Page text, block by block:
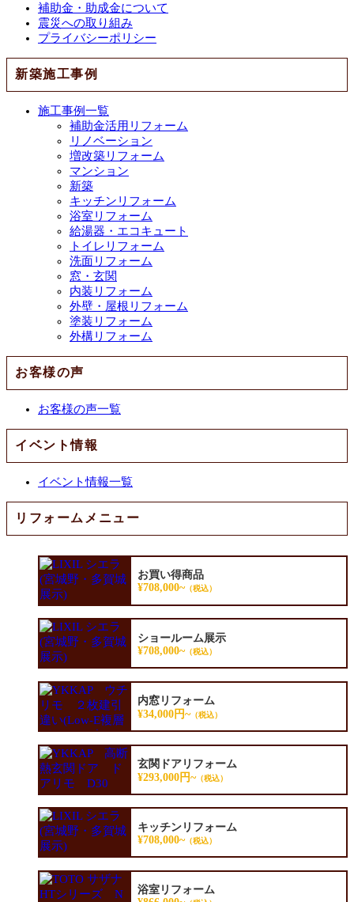
補助金・助成金について
震災への取り組み
プライバシーポリシー
新築施工事例
施工事例一覧
補助金活用リフォーム
リノベーション
増改築リフォーム
マンション
新築
キッチンリフォーム
浴室リフォーム
給湯器・エコキュート
トイレリフォーム
洗面リフォーム
窓・玄関
内装リフォーム
外壁・屋根リフォーム
塗装リフォーム
外構リフォーム
お客様の声
お客様の声一覧
イベント情報
イベント情報一覧
リフォームメニュー
お買い得商品
¥708,000~（税込）
ショールーム展示
¥708,000~（税込）
内窓リフォーム
¥34,000円~（税込）
玄関ドアリフォーム
¥293,000円~（税込）
キッチンリフォーム
¥708,000~（税込）
浴室リフォーム